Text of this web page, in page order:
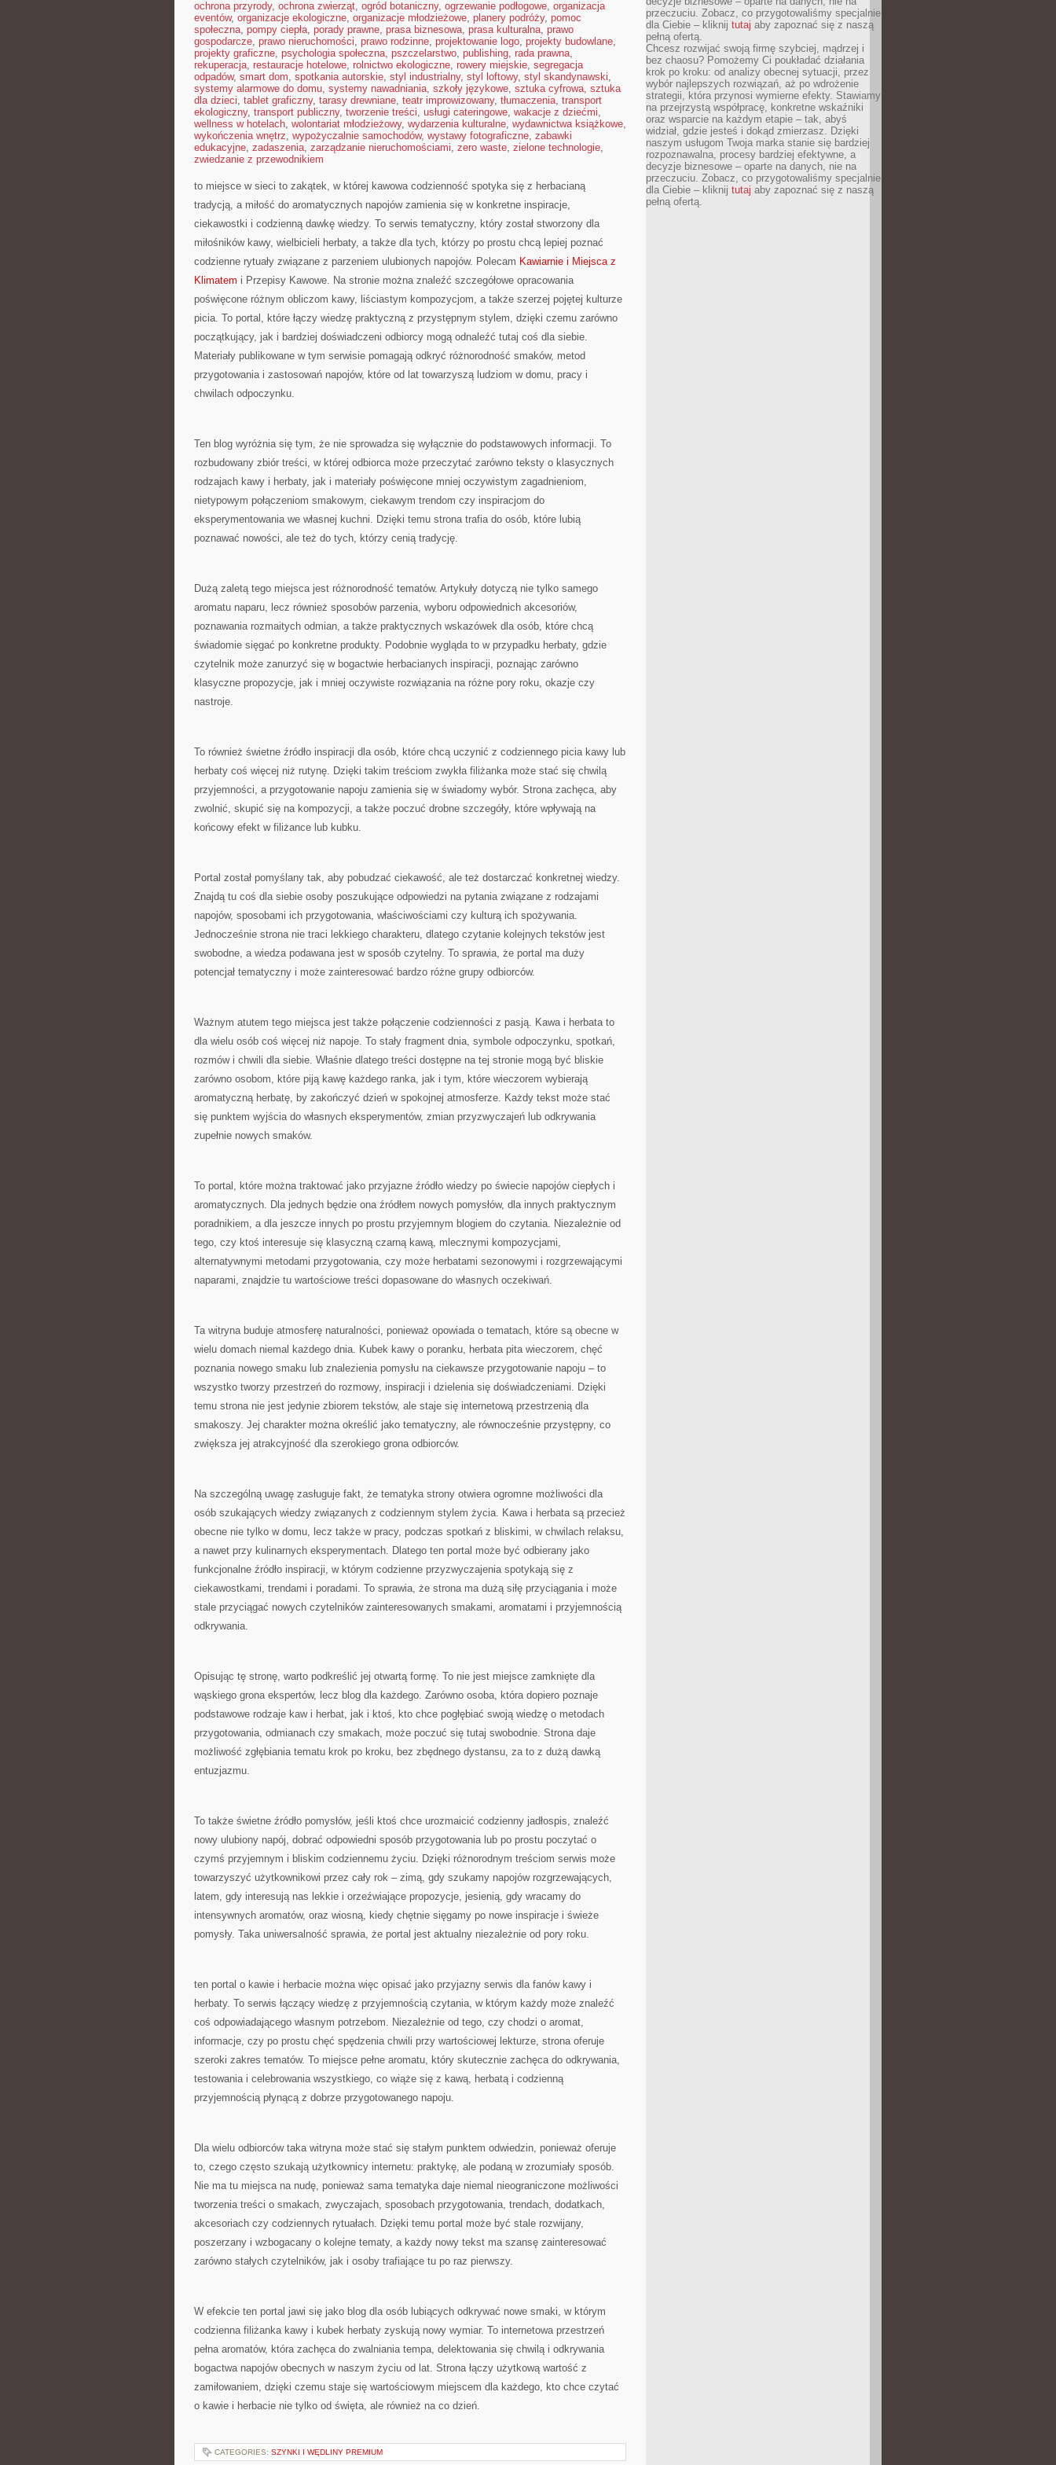
ochrona przyrody, ochrona zwierząt, ogród botaniczny, ogrzewanie podłogowe, organizacja
eventów, organizacje ekologiczne, organizacje młodzieżowe, planery podróży, pomoc
społeczna, pompy ciepła, porady prawne, prasa biznesowa, prasa kulturalna, prawo
gospodarcze, prawo nieruchomości, prawo rodzinne, projektowanie logo, projekty budowlane,
projekty graficzne, psychologia społeczna, pszczelarstwo, publishing, rada prawna,
rekuperacja, restauracje hotelowe, rolnictwo ekologiczne, rowery miejskie, segregacja
odpadów, smart dom, spotkania autorskie, styl industrialny, styl loftowy, styl skandynawski,
systemy alarmowe do domu, systemy nawadniania, szkoły językowe, sztuka cyfrowa, sztuka
dla dzieci, tablet graficzny, tarasy drewniane, teatr improwizowany, tłumaczenia, transport
ekologiczny, transport publiczny, tworzenie treści, usługi cateringowe, wakacje z dziećmi,
wellness w hotelach, wolontariat młodzieżowy, wydarzenia kulturalne, wydawnictwa książkowe,
wykończenia wnętrz, wypożyczalnie samochodów, wystawy fotograficzne, zabawki
edukacyjne, zadaszenia, zarządzanie nieruchomościami, zero waste, zielone technologie,
zwiedzanie z przewodnikiem
to miejsce w sieci to zakątek, w której kawowa codzienność spotyka się z herbacianą
tradycją, a miłość do aromatycznych napojów zamienia się w konkretne inspiracje,
ciekawostki i codzienną dawkę wiedzy. To serwis tematyczny, który został stworzony dla
miłośników kawy, wielbicieli herbaty, a także dla tych, którzy po prostu chcą lepiej poznać
codzienne rytuały związane z parzeniem ulubionych napojów. Polecam Kawiarnie i Miejsca z
Klimatem i Przepisy Kawowe. Na stronie można znaleźć szczegółowe opracowania
poświęcone różnym obliczom kawy, liściastym kompozycjom, a także szerzej pojętej kulturze
picia. To portal, które łączy wiedzę praktyczną z przystępnym stylem, dzięki czemu zarówno
początkujący, jak i bardziej doświadczeni odbiorcy mogą odnaleźć tutaj coś dla siebie.
Materiały publikowane w tym serwisie pomagają odkryć różnorodność smaków, metod
przygotowania i zastosowań napojów, które od lat towarzyszą ludziom w domu, pracy i
chwilach odpoczynku.
Ten blog wyróżnia się tym, że nie sprowadza się wyłącznie do podstawowych informacji. To
rozbudowany zbiór treści, w której odbiorca może przeczytać zarówno teksty o klasycznych
rodzajach kawy i herbaty, jak i materiały poświęcone mniej oczywistym zagadnieniom,
nietypowym połączeniom smakowym, ciekawym trendom czy inspiracjom do
eksperymentowania we własnej kuchni. Dzięki temu strona trafia do osób, które lubią
poznawać nowości, ale też do tych, którzy cenią tradycję.
Dużą zaletą tego miejsca jest różnorodność tematów. Artykuły dotyczą nie tylko samego
aromatu naparu, lecz również sposobów parzenia, wyboru odpowiednich akcesoriów,
poznawania rozmaitych odmian, a także praktycznych wskazówek dla osób, które chcą
świadomie sięgać po konkretne produkty. Podobnie wygląda to w przypadku herbaty, gdzie
czytelnik może zanurzyć się w bogactwie herbacianych inspiracji, poznając zarówno
klasyczne propozycje, jak i mniej oczywiste rozwiązania na różne pory roku, okazje czy
nastroje.
To również świetne źródło inspiracji dla osób, które chcą uczynić z codziennego picia kawy lub
herbaty coś więcej niż rutynę. Dzięki takim treściom zwykła filiżanka może stać się chwilą
przyjemności, a przygotowanie napoju zamienia się w świadomy wybór. Strona zachęca, aby
zwolnić, skupić się na kompozycji, a także poczuć drobne szczegóły, które wpływają na
końcowy efekt w filiżance lub kubku.
Portal został pomyślany tak, aby pobudzać ciekawość, ale też dostarczać konkretnej wiedzy.
Znajdą tu coś dla siebie osoby poszukujące odpowiedzi na pytania związane z rodzajami
napojów, sposobami ich przygotowania, właściwościami czy kulturą ich spożywania.
Jednocześnie strona nie traci lekkiego charakteru, dlatego czytanie kolejnych tekstów jest
swobodne, a wiedza podawana jest w sposób czytelny. To sprawia, że portal ma duży
potencjał tematyczny i może zainteresować bardzo różne grupy odbiorców.
Ważnym atutem tego miejsca jest także połączenie codzienności z pasją. Kawa i herbata to
dla wielu osób coś więcej niż napoje. To stały fragment dnia, symbole odpoczynku, spotkań,
rozmów i chwili dla siebie. Właśnie dlatego treści dostępne na tej stronie mogą być bliskie
zarówno osobom, które piją kawę każdego ranka, jak i tym, które wieczorem wybierają
aromatyczną herbatę, by zakończyć dzień w spokojnej atmosferze. Każdy tekst może stać
się punktem wyjścia do własnych eksperymentów, zmian przyzwyczajeń lub odkrywania
zupełnie nowych smaków.
To portal, które można traktować jako przyjazne źródło wiedzy po świecie napojów ciepłych i
aromatycznych. Dla jednych będzie ona źródłem nowych pomysłów, dla innych praktycznym
poradnikiem, a dla jeszcze innych po prostu przyjemnym blogiem do czytania. Niezależnie od
tego, czy ktoś interesuje się klasyczną czarną kawą, mlecznymi kompozycjami,
alternatywnymi metodami przygotowania, czy może herbatami sezonowymi i rozgrzewającymi
naparami, znajdzie tu wartościowe treści dopasowane do własnych oczekiwań.
Ta witryna buduje atmosferę naturalności, ponieważ opowiada o tematach, które są obecne w
wielu domach niemal każdego dnia. Kubek kawy o poranku, herbata pita wieczorem, chęć
poznania nowego smaku lub znalezienia pomysłu na ciekawsze przygotowanie napoju – to
wszystko tworzy przestrzeń do rozmowy, inspiracji i dzielenia się doświadczeniami. Dzięki
temu strona nie jest jedynie zbiorem tekstów, ale staje się internetową przestrzenią dla
smakoszy. Jej charakter można określić jako tematyczny, ale równocześnie przystępny, co
zwiększa jej atrakcyjność dla szerokiego grona odbiorców.
Na szczególną uwagę zasługuje fakt, że tematyka strony otwiera ogromne możliwości dla
osób szukających wiedzy związanych z codziennym stylem życia. Kawa i herbata są przecież
obecne nie tylko w domu, lecz także w pracy, podczas spotkań z bliskimi, w chwilach relaksu,
a nawet przy kulinarnych eksperymentach. Dlatego ten portal może być odbierany jako
funkcjonalne źródło inspiracji, w którym codzienne przyzwyczajenia spotykają się z
ciekawostkami, trendami i poradami. To sprawia, że strona ma dużą siłę przyciągania i może
stale przyciągać nowych czytelników zainteresowanych smakami, aromatami i przyjemnością
odkrywania.
Opisując tę stronę, warto podkreślić jej otwartą formę. To nie jest miejsce zamknięte dla
wąskiego grona ekspertów, lecz blog dla każdego. Zarówno osoba, która dopiero poznaje
podstawowe rodzaje kaw i herbat, jak i ktoś, kto chce pogłębiać swoją wiedzę o metodach
przygotowania, odmianach czy smakach, może poczuć się tutaj swobodnie. Strona daje
możliwość zgłębiania tematu krok po kroku, bez zbędnego dystansu, za to z dużą dawką
entuzjazmu.
To także świetne źródło pomysłów, jeśli ktoś chce urozmaicić codzienny jadłospis, znaleźć
nowy ulubiony napój, dobrać odpowiedni sposób przygotowania lub po prostu poczytać o
czymś przyjemnym i bliskim codziennemu życiu. Dzięki różnorodnym treściom serwis może
towarzyszyć użytkownikowi przez cały rok – zimą, gdy szukamy napojów rozgrzewających,
latem, gdy interesują nas lekkie i orzeźwiające propozycje, jesienią, gdy wracamy do
intensywnych aromatów, oraz wiosną, kiedy chętnie sięgamy po nowe inspiracje i świeże
pomysły. Taka uniwersalność sprawia, że portal jest aktualny niezależnie od pory roku.
ten portal o kawie i herbacie można więc opisać jako przyjazny serwis dla fanów kawy i
herbaty. To serwis łączący wiedzę z przyjemnością czytania, w którym każdy może znaleźć
coś odpowiadającego własnym potrzebom. Niezależnie od tego, czy chodzi o aromat,
informacje, czy po prostu chęć spędzenia chwili przy wartościowej lekturze, strona oferuje
szeroki zakres tematów. To miejsce pełne aromatu, który skutecznie zachęca do odkrywania,
testowania i celebrowania wszystkiego, co wiąże się z kawą, herbatą i codzienną
przyjemnością płynącą z dobrze przygotowanego napoju.
Dla wielu odbiorców taka witryna może stać się stałym punktem odwiedzin, ponieważ oferuje
to, czego często szukają użytkownicy internetu: praktykę, ale podaną w zrozumiały sposób.
Nie ma tu miejsca na nudę, ponieważ sama tematyka daje niemal nieograniczone możliwości
tworzenia treści o smakach, zwyczajach, sposobach przygotowania, trendach, dodatkach,
akcesoriach czy codziennych rytuałach. Dzięki temu portal może być stale rozwijany,
poszerzany i wzbogacany o kolejne tematy, a każdy nowy tekst ma szansę zainteresować
zarówno stałych czytelników, jak i osoby trafiające tu po raz pierwszy.
W efekcie ten portal jawi się jako blog dla osób lubiących odkrywać nowe smaki, w którym
codzienna filiżanka kawy i kubek herbaty zyskują nowy wymiar. To internetowa przestrzeń
pełna aromatów, która zachęca do zwalniania tempa, delektowania się chwilą i odkrywania
bogactwa napojów obecnych w naszym życiu od lat. Strona łączy użytkową wartość z
zamiłowaniem, dzięki czemu staje się wartościowym miejscem dla każdego, kto chce czytać
o kawie i herbacie nie tylko od święta, ale również na co dzień.
CATEGORIES: SZYNKI I WĘDLINY PREMIUM
przeczuciu. Zobacz, co przygotowaliśmy specjalnie
dla Ciebie – kliknij tutaj aby zapoznać się z naszą
pełną ofertą.
Chcesz rozwijać swoją firmę szybciej, mądrzej i
bez chaosu? Pomożemy Ci poukładać działania
krok po kroku: od analizy obecnej sytuacji, przez
wybór najlepszych rozwiązań, aż po wdrożenie
strategii, która przynosi wymierne efekty. Stawiamy
na przejrzystą współpracę, konkretne wskaźniki
oraz wsparcie na każdym etapie – tak, abyś
widział, gdzie jesteś i dokąd zmierzasz. Dzięki
naszym usługom Twoja marka stanie się bardziej
rozpoznawalna, procesy bardziej efektywne, a
decyzje biznesowe – oparte na danych, nie na
przeczuciu. Zobacz, co przygotowaliśmy specjalnie
dla Ciebie – kliknij tutaj aby zapoznać się z naszą
pełną ofertą.